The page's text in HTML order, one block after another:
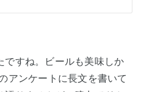
ですね。ビールも美味しか
アンケートに長文を書いて